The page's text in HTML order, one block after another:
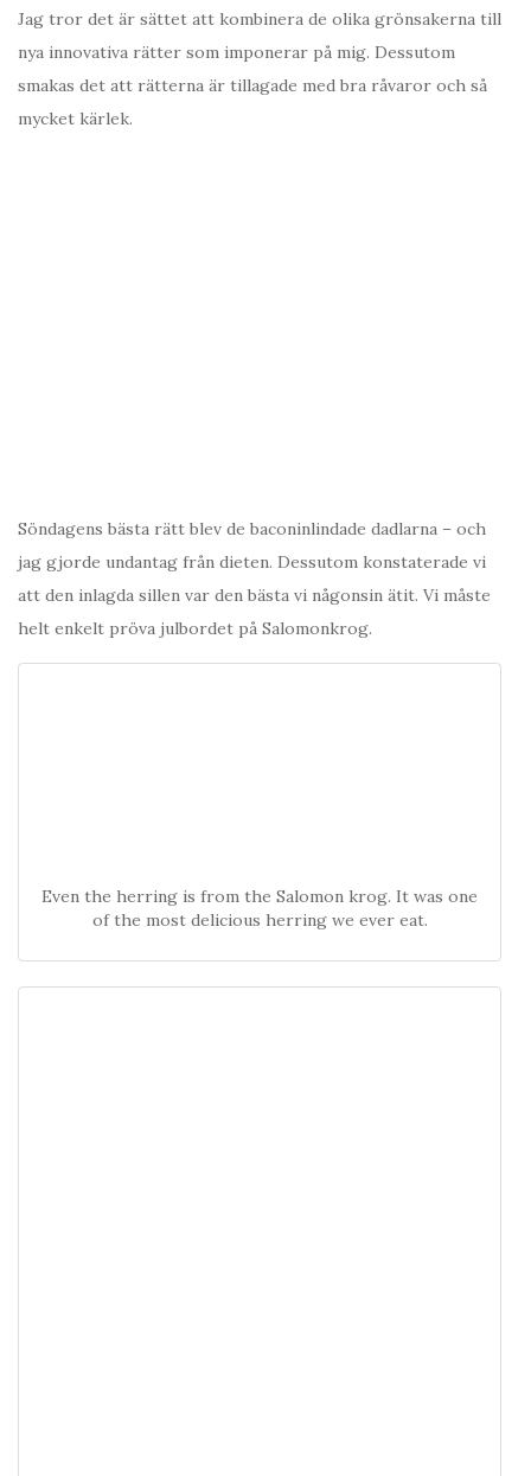
Jag tror det är sättet att kombinera de olika grönsakerna till
nya innovativa rätter som imponerar på mig. Dessutom
smakas det att rätterna är tillagade med bra råvaror och så
mycket kärlek.
Söndagens bästa rätt blev de baconinlindade dadlarna – och
jag gjorde undantag från dieten. Dessutom konstaterade vi
att den inlagda sillen var den bästa vi någonsin ätit. Vi måste
helt enkelt pröva julbordet på Salomonkrog.
Even the herring is from the Salomon krog. It was one
of the most delicious herring we ever eat.